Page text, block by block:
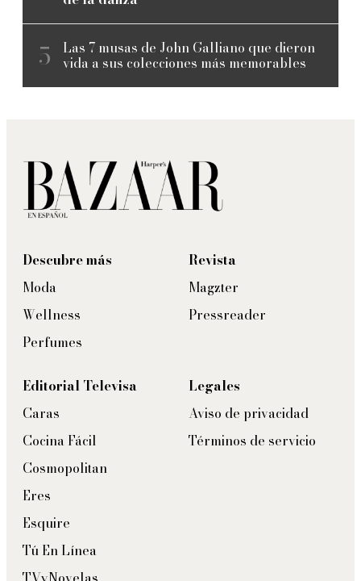
Las 7 musas de John Galliano que dieron
vida a sus colecciones más memorables
Descubre más
Moda
Wellness
Perfumes
Revista
Magzter
Pressreader
Editorial Televisa
Caras
Cocina Fácil
Cosmopolitan
Eres
Esquire
Tú En Línea
Legales
Aviso de privacidad
Términos de servicio